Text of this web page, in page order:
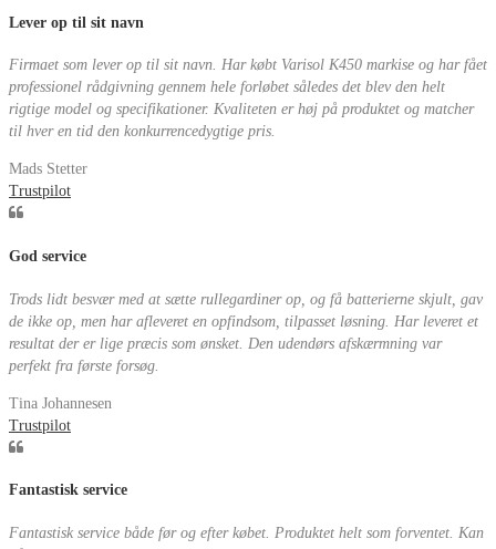
Lever op til sit navn
Firmaet som lever op til sit navn. Har købt Varisol K450 markise og har fået
professionel rådgivning gennem hele forløbet således det blev den helt
rigtige model og specifikationer. Kvaliteten er høj på produktet og matcher
til hver en tid den konkurrencedygtige pris.
Mads Stetter
Trustpilot
God service
Trods lidt besvær med at sætte rullegardiner op, og få batterierne skjult, gav
de ikke op, men har afleveret en opfindsom, tilpasset løsning. Har leveret et
resultat der er lige præcis som ønsket. Den udendørs afskærmning var
perfekt fra første forsøg.
Tina Johannesen
Trustpilot
Fantastisk service
Fantastisk service både før og efter købet. Produktet helt som forventet. Kan